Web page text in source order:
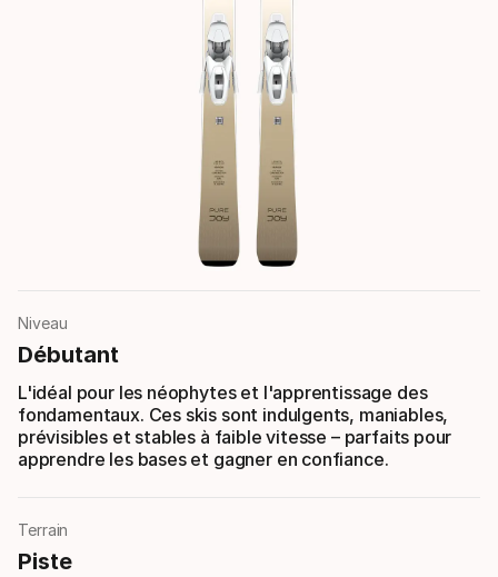
Niveau
Débutant
L'idéal pour les néophytes et l'apprentissage des
fondamentaux. Ces skis sont indulgents, maniables,
prévisibles et stables à faible vitesse – parfaits pour
apprendre les bases et gagner en confiance.
Terrain
Piste